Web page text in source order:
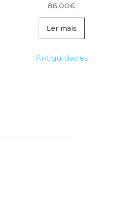
86,00€
Ler mais
Antiguidades